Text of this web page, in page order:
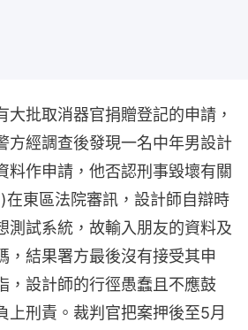
大批取消器官捐贈登記的申請，
方經調查後發現一名中年男設計
料作申請，他否認刑事毀壞有關
在東區法院審訊，設計師自辯時
測試系統，故輸入朋友的資料及
，結果署方最後沒有接受其申
，設計師的行徑愚蠢且不應鼓
上刑責。裁判官把案押後至5月